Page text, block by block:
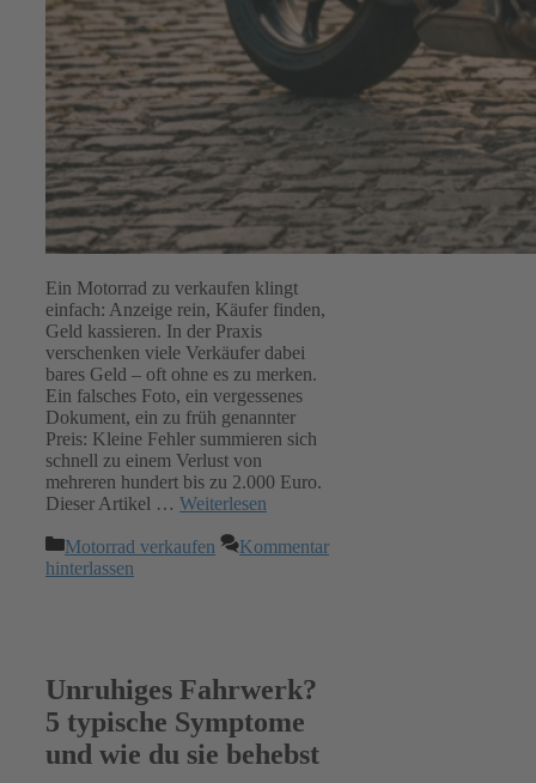
Ein Motorrad zu verkaufen klingt
einfach: Anzeige rein, Käufer finden,
Geld kassieren. In der Praxis
verschenken viele Verkäufer dabei
bares Geld – oft ohne es zu merken.
Ein falsches Foto, ein vergessenes
Dokument, ein zu früh genannter
Preis: Kleine Fehler summieren sich
schnell zu einem Verlust von
mehreren hundert bis zu 2.000 Euro.
Dieser Artikel … Weiterlesen
Kategorien
Motorrad verkaufen
Kommentar
hinterlassen
Unruhiges Fahrwerk?
5 typische Symptome
und wie du sie behebst